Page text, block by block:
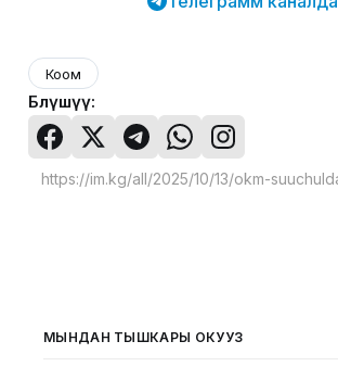
Коом
Бөлүшүү:
МЫНДАН ТЫШКАРЫ ОКУҢУЗ